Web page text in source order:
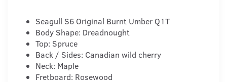
Seagull S6 Original Burnt Umber Q1T
Body Shape: Dreadnought
Top: Spruce
Back / Sides: Canadian wild cherry
Neck: Maple
Fretboard: Rosewood